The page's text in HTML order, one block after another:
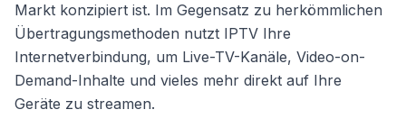
Markt konzipiert ist. Im Gegensatz zu herkömmlichen
Übertragungsmethoden nutzt IPTV Ihre
Internetverbindung, um Live-TV-Kanäle, Video-on-
Demand-Inhalte und vieles mehr direkt auf Ihre
Geräte zu streamen.